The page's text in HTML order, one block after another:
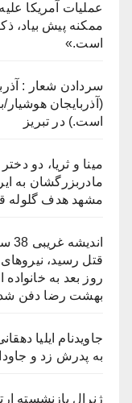
عملیات آمریکا
ممکنه پیش بیاد،
است.»
سردادن شعار :
(آذربایجان
است.) در تبریز
مینا و ثریا، دو
مادربزرگشان به
مشهد هدف گلوله
قتل رسید،
بهشت رضا دفن
جاویدنام ایلیا
به پدرش زد و
ژنرال بازنشسته